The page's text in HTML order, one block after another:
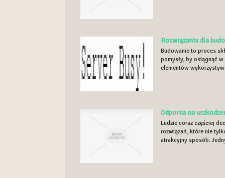
Rozwiązania dla
Budowanie to proces
pomysły, by osiągnąć
elementów
Odporna na
Ludzie coraz częściej
rozwiązań, które nie
atrakcyjny sposób.